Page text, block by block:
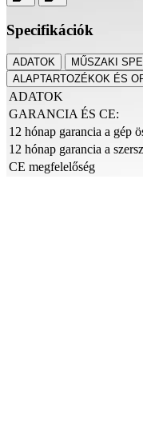
Specifikációk
ADATOK
MŰSZAKI
ALAPTARTOZÉKOK ÉS
ADATOK
GARANCIA ÉS CE:
12 hónap garancia a gép
12 hónap garancia a
CE megfelelőség